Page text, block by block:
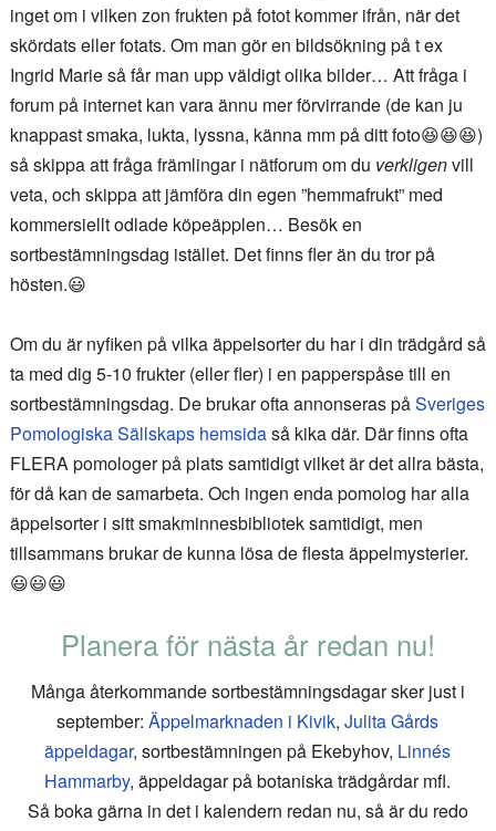
inget om i vilken zon frukten på fotot kommer ifrån, när det
skördats eller fotats. Om man gör en bildsökning på t ex
Ingrid Marie så får man upp väldigt olika bilder… Att fråga i
forum på internet kan vara ännu mer förvirrande (de kan ju
knappast smaka, lukta, lyssna, känna mm på ditt foto😆😆😆)
så skippa att fråga främlingar i nätforum om du verkligenvill
veta, och skippa att jämföra din egen ”hemmafrukt” med
kommersiellt odlade köpeäpplen… Besök en
sortbestämningsdag istället. Det finns fler än du tror på
hösten.😃
Om du är nyfiken på vilka äppelsorter du har i din trädgård så
ta med dig 5-10 frukter (eller fler) i en papperspåse till en
sortbestämningsdag. De brukar ofta annonseras påSveriges
Pomologiska Sällskaps hemsidaså kika där. Där finns ofta
FLERA pomologer på plats samtidigt vilket är det allra bästa,
för då kan de samarbeta. Och ingen enda pomolog har alla
äppelsorter i sitt smakminnesbibliotek samtidigt, men
tillsammans brukar de kunna lösa de flesta äppelmysterier.
😃😃😃
Planera för nästa år redan nu!
Många återkommande sortbestämningsdagar sker just i
september:Äppelmarknaden i Kivik,Julita Gårds
äppeldagar, sortbestämningen på Ekebyhov, Linnés
Hammarby, äppeldagar på botaniska trädgårdar mfl.
Så boka gärna in det i kalendern redan nu, så är du redo